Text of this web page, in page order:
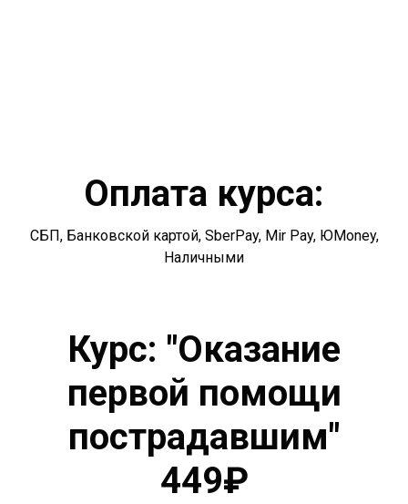
Оплата курса:
СБП, Банковской картой, SberPay, Mir Pay, ЮMoney,
Наличными
Курс: "Оказание
первой помощи
пострадавшим"
449₽